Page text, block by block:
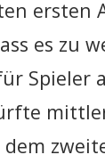
ersten
es zu
Spieler